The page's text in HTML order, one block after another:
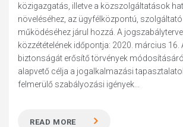
közigazgatás, illetve a közszolgáltatások
növeléséhez, az ügyfélközpontú,
működéséhez járul hozzá. A
közzétételének időpontja: 2020. március 16.
biztonságát erősítő törvények
alapvető célja a jogalkalmazási
felmerülő szabályozási igények...
READ MORE